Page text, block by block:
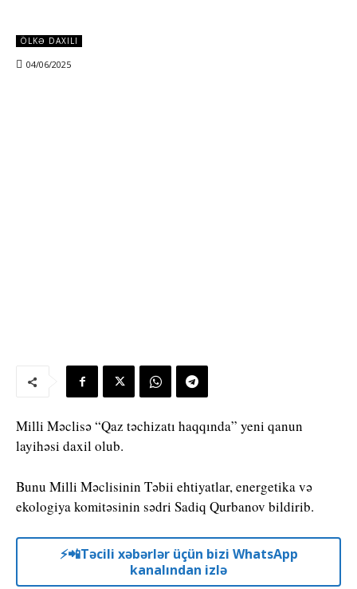
ÖLKƏ DAXILI
04/06/2025
Milli Məclisə “Qaz təchizatı haqqında” yeni qanun
layihəsi daxil olub.
Bunu Milli Məclisinin Təbii ehtiyatlar, energetika və
ekologiya komitəsinin sədri Sadiq Qurbanov bildirib.
⚡️📲Təcili xəbərlər üçün bizi WhatsApp
kanalından izlə